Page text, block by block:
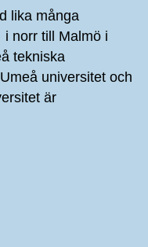
lika många
norr till Malmö i
tekniska
universitet och
är